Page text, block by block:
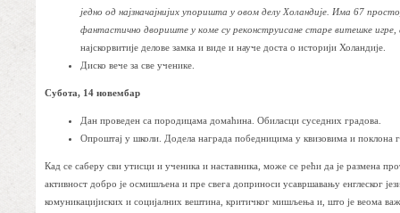
једно од најзначајнијих упоришта у овом делу Холандије. Има 67
фантастично двориште у коме су реконструисане старе витешке игре,
најскорвитије делове замка и виде и науче доста о историји Холандије.
Диско вече за све ученике.
Субота, 14 новембар
Дан проведен са породицама домаћина. Обиласци суседних градова.
Опроштај у школи. Додела награда победницима у квизовима и поклона
Кад се саберу сви утисци и ученика и наставника, може се рећи да је размена
активност добро је осмишљена и пре свега доприноси усавршавању енглеског
комуникацијиских и социјалних вештина, критичког мишљења и, што је веома